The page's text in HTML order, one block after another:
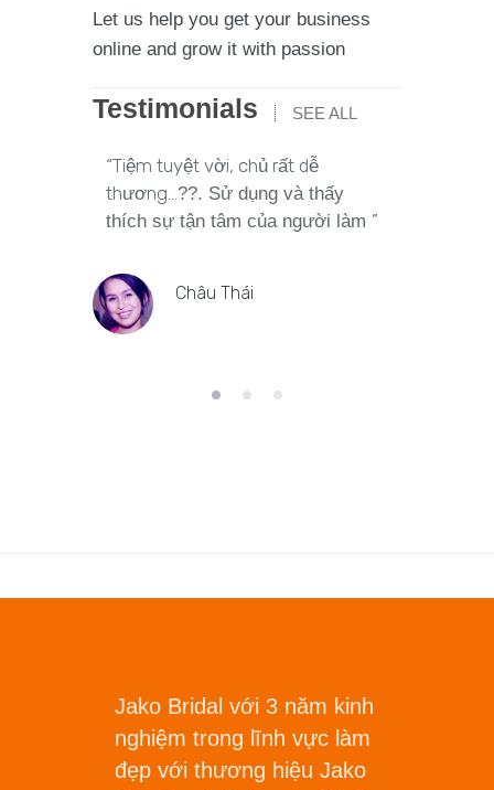
Let us help you get your business
online and grow it with passion
Testimonials SEE ALL
“Tiệm tuyệt vời, chủ rất dễ
thương...??. Sử dụng và thấy
thích sự tận tâm của người làm ”
Châu Thái
Jako Bridal với 3 năm kinh
nghiệm trong lĩnh vực làm
đẹp với thương hiệu Jako